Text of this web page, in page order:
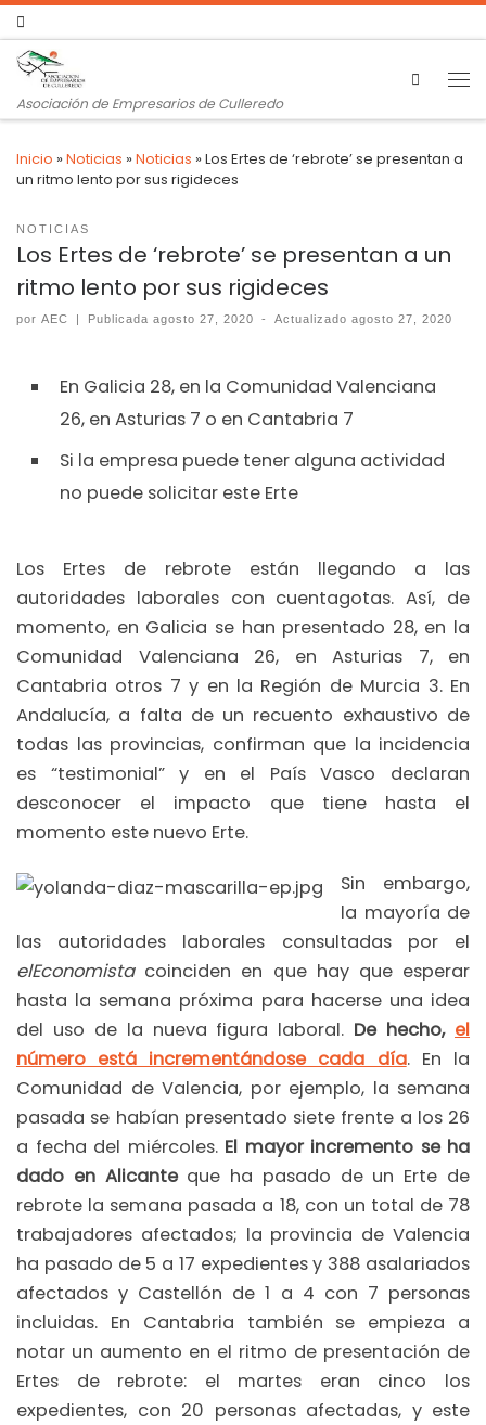
Asociación de Empresarios de Culleredo
Search
Inicio »Noticias »Noticias »Los Ertes de ‘rebrote’ se presentan a
un ritmo lento por sus rigideces
NOTICIAS
Los Ertes de ‘rebrote’ se presentan a un
ritmo lento por sus rigideces
por AEC | Publicadaagosto 27, 2020 - Actualizadoagosto 27, 2020
En Galicia 28, en la Comunidad Valenciana
26, en Asturias 7 o en Cantabria 7
Si la empresa puede tener alguna actividad
no puede solicitar este Erte
Los Ertes de rebrote están llegando a las
autoridades laborales con cuentagotas. Así, de
momento, en Galicia se han presentado 28, en la
Comunidad Valenciana 26, en Asturias 7, en
Cantabria otros 7 y en la Región de Murcia 3. En
Andalucía, a falta de un recuento exhaustivo de
todas las provincias, confirman que la incidencia
es “testimonial” y en el País Vasco declaran
desconocer el impacto que tiene hasta el
momento este nuevo Erte.
Sin embargo,
la mayoría de
las autoridades laborales consultadas por el
elEconomistacoinciden en que hay que esperar
hasta la semana próxima para hacerse una idea
del uso de la nueva figura laboral. De hecho, el
número está incrementándose cada día. En la
Comunidad de Valencia, por ejemplo, la semana
pasada se habían presentado siete frente a los 26
a fecha del miércoles. El mayor incremento se ha
dado en Alicanteque ha pasado de un Erte de
rebrote la semana pasada a 18, con un total de 78
trabajadores afectados; la provincia de Valencia
ha pasado de 5 a 17 expedientes y 388 asalariados
afectados y Castellón de 1 a 4 con 7 personas
incluidas. En Cantabria también se empieza a
notar un aumento en el ritmo de presentación de
Ertes de rebrote: el martes eran cinco los
expedientes, con 20 personas afectadas, y este